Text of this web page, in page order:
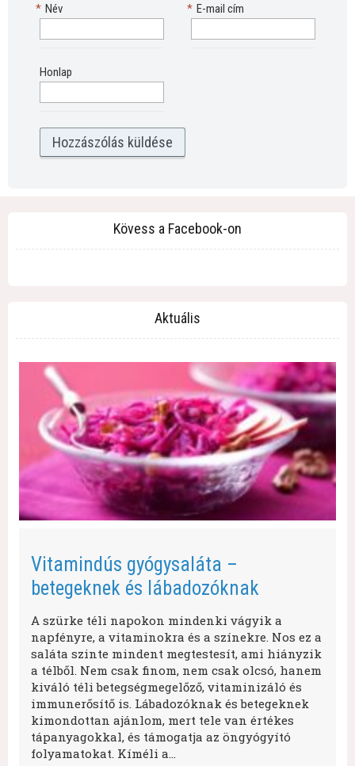
Név
* E-mail cím
*
Honlap
Kövess a Facebook-on
Aktuális
Vitamindús gyógysaláta –
betegeknek és lábadozóknak
A szürke téli napokon mindenki vágyik a
napfényre, a vitaminokra és a színekre. Nos ez a
saláta szinte mindent megtestesít, ami hiányzik
a télből. Nem csak finom, nem csak olcsó, hanem
kiváló téli betegségmegelőző, vitaminizáló és
immunerősítő is. Lábadozóknak és betegeknek
kimondottan ajánlom, mert tele van értékes
tápanyagokkal, és támogatja az öngyógyító
folyamatokat. Kíméli a…